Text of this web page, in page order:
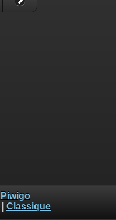
Piwigo
Classique